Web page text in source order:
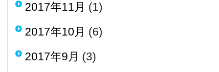
2017年11月 (1)
2017年10月 (6)
2017年9月 (3)